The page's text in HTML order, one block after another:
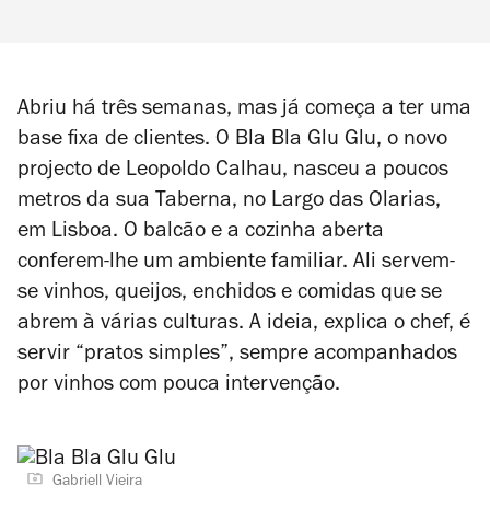
Abriu há três semanas, mas já começa a ter uma
base fixa de clientes. O Bla Bla Glu Glu, o novo
projecto de Leopoldo Calhau, nasceu a poucos
metros da sua Taberna, no Largo das Olarias,
em Lisboa. O balcão e a cozinha aberta
conferem-lhe um ambiente familiar. Ali servem-
se vinhos, queijos, enchidos e comidas que se
abrem à várias culturas. A ideia, explica o chef, é
servir “pratos simples”, sempre acompanhados
por vinhos com pouca intervenção.
Gabriell Vieira